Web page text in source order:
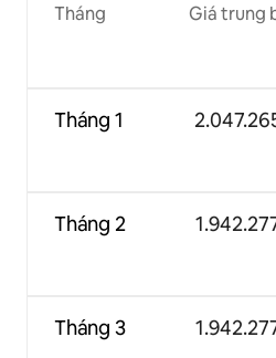
Tháng
Tháng 1
Tháng 2
Tháng 3
Giá trung